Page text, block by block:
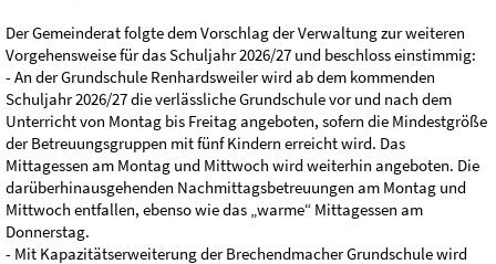
Der Gemeinderat folgte dem Vorschlag der Verwaltung zur weiteren
Vorgehensweise für das Schuljahr 2026/27 und beschloss einstimmig:
- An der Grundschule Renhardsweiler wird ab dem kommenden
Schuljahr 2026/27 die verlässliche Grundschule vor und nach dem
Unterricht von Montag bis Freitag angeboten, sofern die Mindestgröße
der Betreuungsgruppen mit fünf Kindern erreicht wird. Das
Mittagessen am Montag und Mittwoch wird weiterhin angeboten. Die
darüberhinausgehenden Nachmittagsbetreuungen am Montag und
Mittwoch entfallen, ebenso wie das „warme“ Mittagessen am
Donnerstag.
- Mit Kapazitätserweiterung der Brechendmacher Grundschule wird